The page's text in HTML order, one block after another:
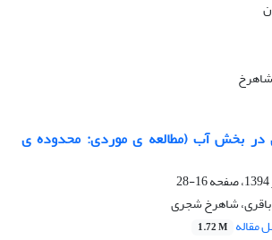
در بخش آب (مطالعه ی موردی: محدوده ی
16-28
شاهرخ شجری
مقاله 1.72 M